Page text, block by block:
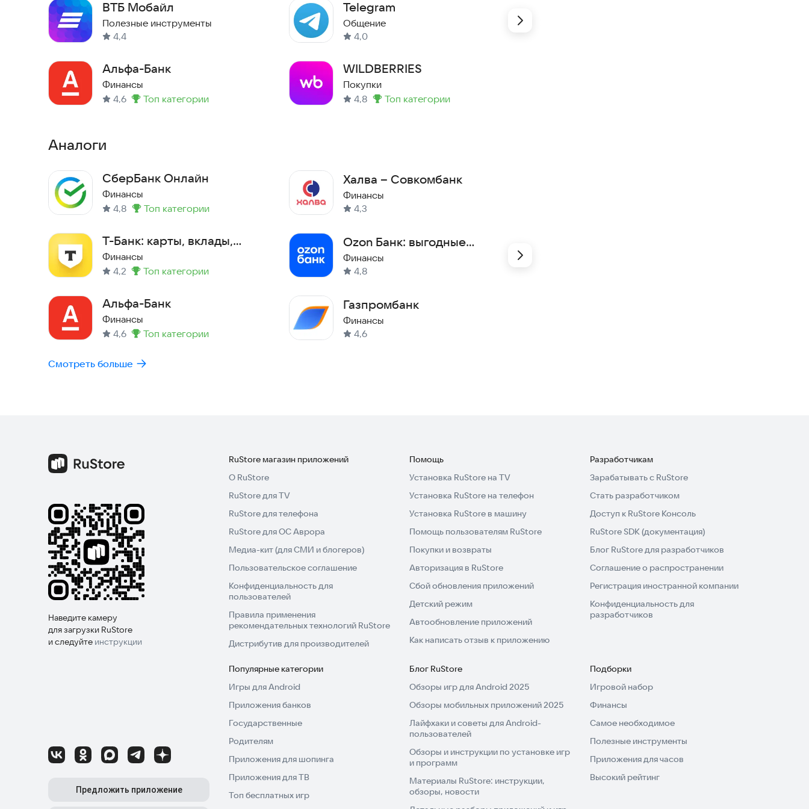
Онлайн и в официальном сообществе банка во «ВКонтакте». Также в чате теперь есть «Каналы», где
ВТБ Мобайл
Полезные инструменты
4,4
Альфа-Банк
Финансы
4,6
Метка :
топ категории
Telegram
Общение
4,0
WILDBERRIES
Покупки
4,8
Метка :
топ категории
Аналоги
СберБанк Онлайн
Финансы
4,8
Метка :
топ категории
Т-Банк: карты, вклады,
кредиты
Финансы
4,2
Метка :
топ категории
Альфа-Банк
Финансы
4,6
Метка :
топ категории
Халва – Совкомбанк
Финансы
4,3
Ozon Банк: выгодные
покупки
Финансы
4,8
Газпромбанк
Финансы
4,6
Смотреть больше
Наведите камеру
для загрузки RuStore
и следуйте инструкции
Предложить приложение
RuStore магазин приложений
О RuStore
RuStore для TV
RuStore для телефона
RuStore для ОС Аврора
Медиа-кит (для СМИ и блогеров)
Пользовательское соглашение
Конфиденциальность для
пользователей
Правила применения
рекомендательных технологий RuStore
Дистрибутив для производителей
Помощь
Установка RuStore на TV
Установка RuStore на телефон
Установка RuStore в машину
Помощь пользователям RuStore
Покупки и возвраты
Авторизация в RuStore
Сбой обновления приложений
Детский режим
Автообновление приложений
Как написать отзыв к приложению
Разработчикам
Зарабатывать с RuStore
Стать разработчиком
Доступ к RuStore Консоль
RuStore SDK (документация)
Блог RuStore для разработчиков
Соглашение о распространении
Регистрация иностранной компании
Конфиденциальность для
разработчиков
Популярные категории
Игры для Android
Приложения банков
Государственные
Родителям
Приложения для шопинга
Приложения для ТВ
Топ бесплатных игр
Блог RuStore
Обзоры игр для Android 2025
Обзоры мобильных приложений 2025
Лайфхаки и советы для Android-
пользователей
Обзоры и инструкции по установке игр
и программ
Материалы RuStore: инструкции,
обзоры, новости
Подборки
Игровой набор
Финансы
Самое необходимое
Полезные инструменты
Приложения для часов
Высокий рейтинг